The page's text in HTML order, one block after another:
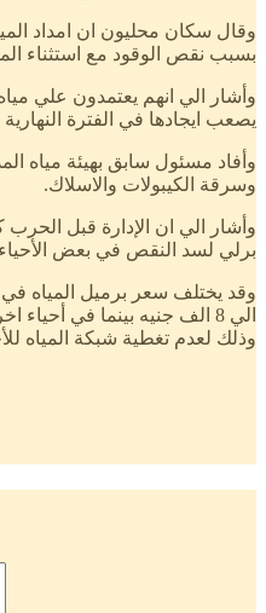
وقال سكان محليون ان امداد
بسبب نقص الوقود مع استثناء
وأشار الي انهم يعتمدون علي
يصعب ايجادها في الفترة النهارية
وأفاد مسئول سابق بهيئة مياه
وسرقة الكيبولات والاسلاك.
وأشار الي ان الإدارة قبل الحرب
برلي لسد النقص في بعض الأحياء
وقد يختلف سعر برميل المياه
وذلك لعدم تغطية شبكة المياه